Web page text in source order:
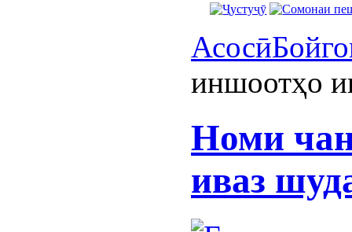
Асосӣ
иншоотҳо
Номи
иваз